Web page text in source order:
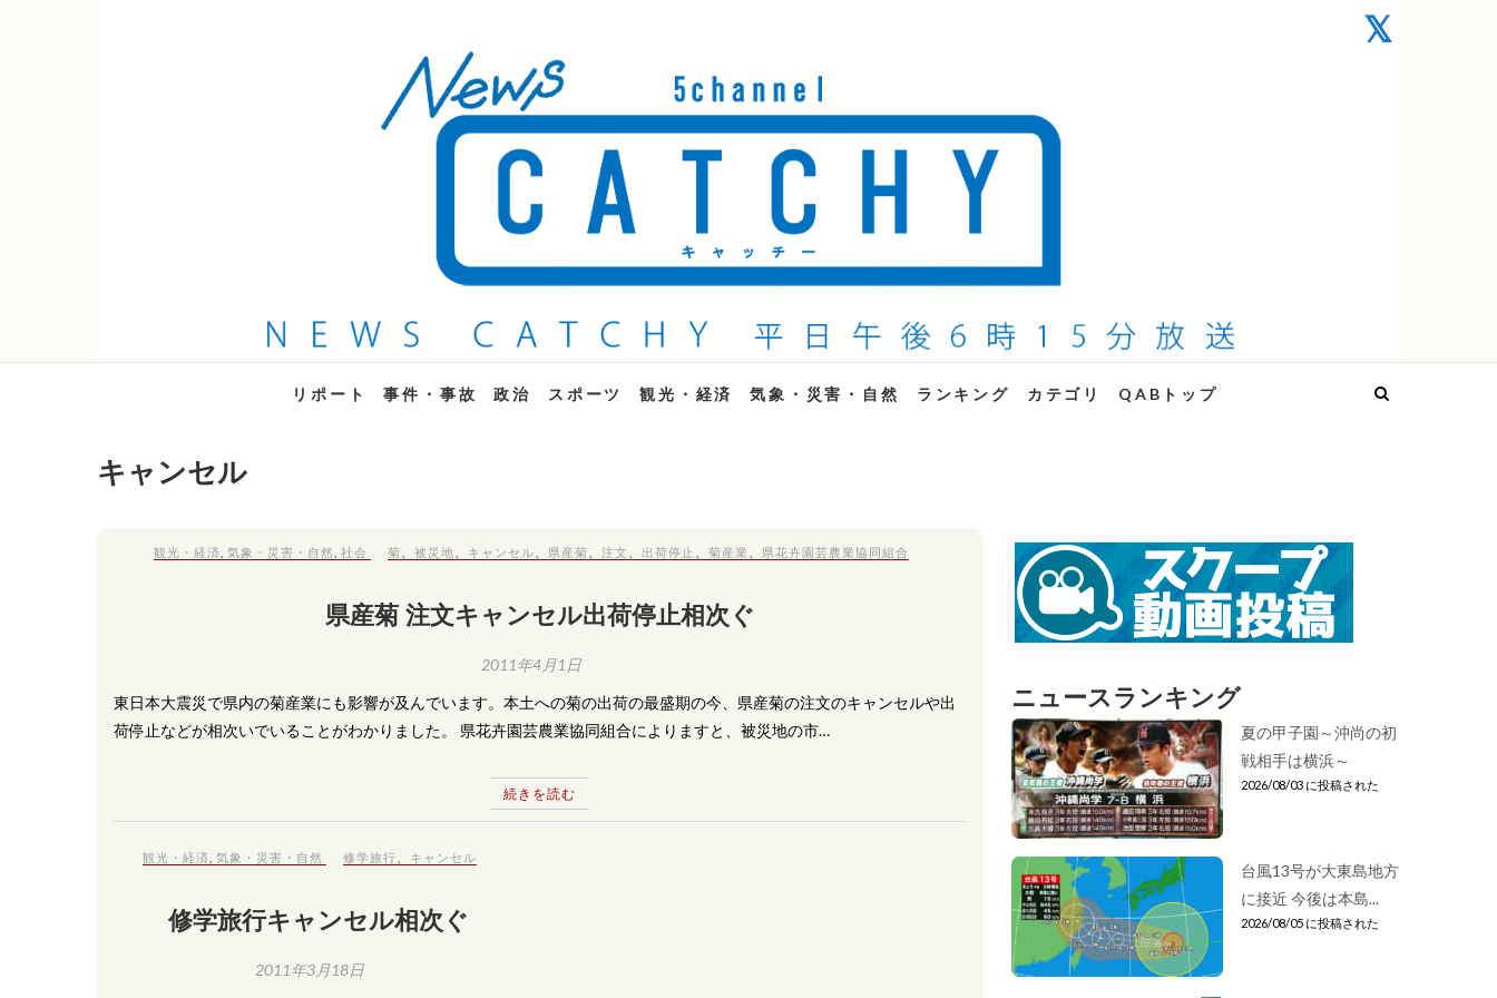
QAB NEWS Headline
キャッチー 月曜〜金曜 午後6時15分放送
リポート 事件・事故 政治 スポーツ 観光・経済 気象・災害・自然 ランキング カテゴリ QABトップ
キャンセル
観光・経済 ,気象・災害・自然 ,社会 菊 、被災地 キャンセル 県産菊 、注文 、出荷停止 、菊産業 県花卉園芸農業協同組合
県産菊 注文キャンセル出荷停止相次ぐ
2011年4月1日
東日本大震災で県内の菊産業にも影響が及んでいます。本土への菊の出荷の最盛期の今、県産菊の注文のキャンセルや出
荷停止などが相次いでいることがわかりました。 県花卉園芸農業協同組合によりますと、被災地の市…
続きを読む
観光・経済 ,気象・災害・自然 修学旅行 キャンセル
修学旅行キャンセル相次ぐ
2011年3月18日
ニュースランキング
夏の甲子園～沖尚の初
戦相手は横浜～
2026/08/03 に投稿された
台風13号が大東島地方
に接近 今後は本島...
2026/08/05 に投稿された